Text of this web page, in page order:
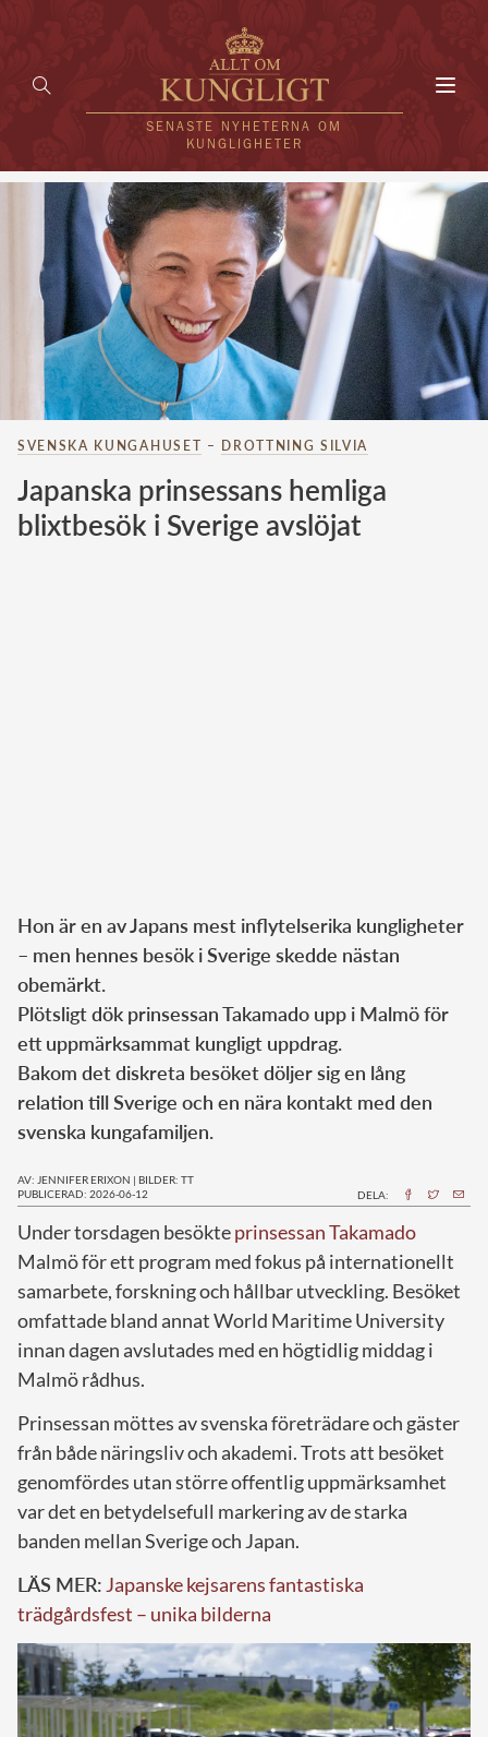
SENASTE NYHETERNA OM
KUNGLIGHETER
HEM
KUNGAFAMILJEN
UTLÄNDSKT
KÄNDISAR
VÄRLDENS KUNGAHUS
Svenska kungahuset
Brittiska kungahuset
Norska kungahuset
SVENSKA KUNGAHUSET – DROTTNING SILVIA
Japanska prinsessans hemliga
blixtbesök i Sverige avslöjat
Hon är en av Japans mest inflytelserika kungligheter
– men hennes besök i Sverige skedde nästan
obemärkt.
Plötsligt dök prinsessan Takamado upp i Malmö för
ett uppmärksammat kungligt uppdrag.
Bakom det diskreta besöket döljer sig en lång
relation till Sverige och en nära kontakt med den
svenska kungafamiljen.
AV: JENNIFER ERIXON | BILDER: TT
PUBLICERAD: 2026-06-12
DELA:
Under torsdagen besökteprinsessan Takamado
Malmö för ett program med fokus på internationellt
samarbete, forskning och hållbar utveckling. Besöket
omfattade bland annat World Maritime University
innan dagen avslutades med en högtidlig middag i
Malmö rådhus.
Prinsessan möttes av svenska företrädare och gäster
från både näringsliv och akademi. Trots att besöket
genomfördes utan större offentlig uppmärksamhet
var det en betydelsefull markering av de starka
banden mellan Sverige och Japan.
LÄS MER: Japanske kejsarens fantastiska
trädgårdsfest – unika bilderna